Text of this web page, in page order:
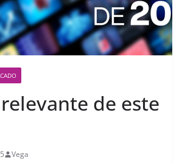
de este
Vega